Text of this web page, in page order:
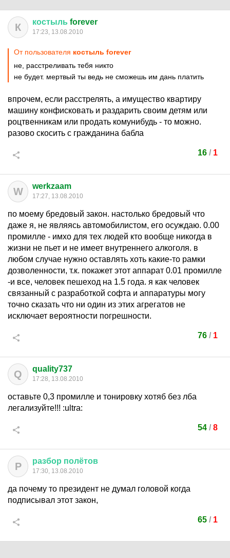
К костыль forever
17:23, 13.08.2010
От пользователя костыль forever
не, расстреливать тебя никто
не будет. мертвый ты ведь не сможешь им дань платить
впрочем, если расстрелять, а имущество квартиру
машину конфисковать и раздарить своим детям или
роцтвенникам или продать комунибудь - то можно.
разово скосить с гражданина бабла
16 / 1
W werkzaam
17:27, 13.08.2010
по моему бредовый закон. настолько бредовый что
даже я, не являясь автомобилистом, его осуждаю. 0.00
промилле - имхо для тех людей кто вообще никогда в
жизни не пьет и не имеет внутреннего алкоголя. в
любом случае нужно оставлять хоть какие-то рамки
дозволенности, т.к. покажет этот аппарат 0.01 промилле
-и все, человек пешеход на 1.5 года. я как человек
связанный с разработкой софта и аппаратуры могу
точно сказать что ни один из этих агрегатов не
исключает вероятности погрешности.
76 / 1
Q quality737
17:28, 13.08.2010
оставьте 0,3 промилле и тонировку хотяб без лба
легализуйте!!! :ultra:
54 / 8
Р разбор полётов
17:30, 13.08.2010
да почему то президент не думал головой когда
подписывал этот закон,
65 / 1